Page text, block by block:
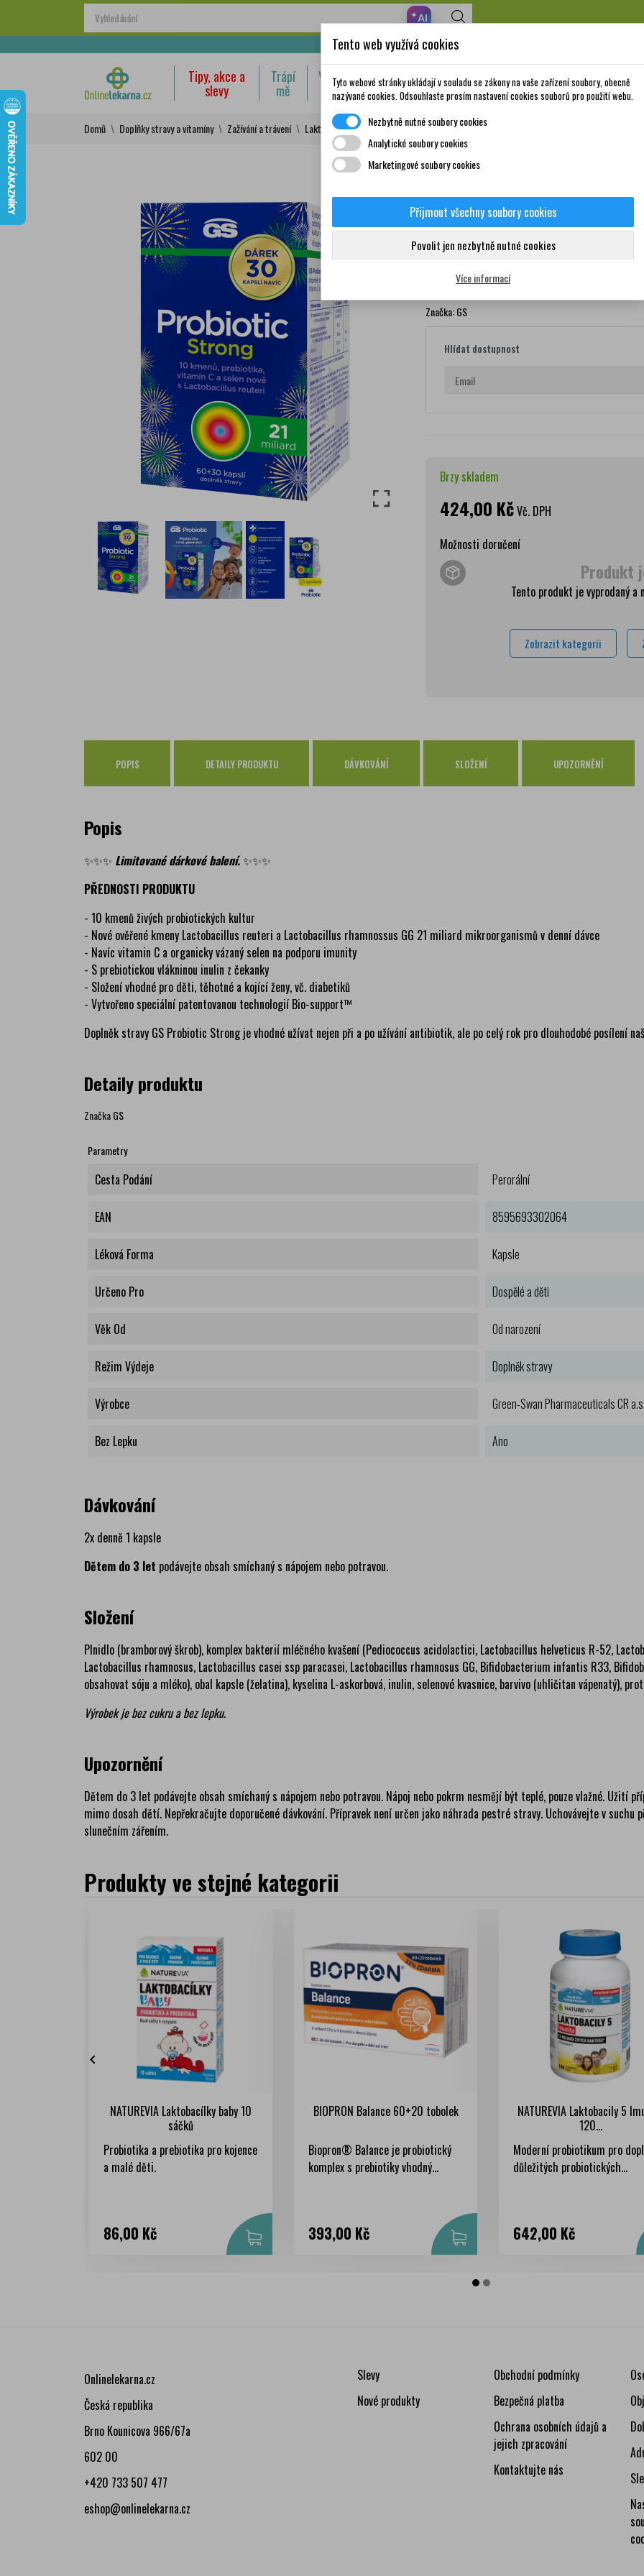
✦AI
Nakupte za 999,- Kč a získáte dopravu zdarma!
Tipy, akce a
slevy
Trápí
mě
Volně prodejné
léky
Doplňky stravy a
vitamíny
Matka a
dítě
Krása a
péče
Domů Doplňky stravy a vitamíny Zažívání a trávení Laktobacily a probiotika GS Probiotic Strong 60+30 kapslí dárkové balení
GS Probiotic Strong
Doplněk stravy pro harmonizaci střevní flóry.
probiotických kultur. Navíc obohaceno o
imunity.
Více informací
Značka:GS
Hlídat dostupnost
Brzy skladem
424,00 KčVč. DPH
Možnosti doručení
Wolt doprava
79
Česká pošta Balíkovna
PPL
GLS
Produkt
Tento produkt je vyprodaný
Zobrazit kategorii
POPIS DETAILY PRODUKTU DÁVKOVÁNÍ SLOŽENÍ UPOZORNĚNÍ
Popis
✨✨✨ Limitované dárkové balení.✨✨✨
PŘEDNOSTI PRODUKTU
- 10 kmenů živých probiotických kultur
- Nové ověřené kmeny Lactobacillus reuteri a Lactobacillus rhamnossus GG 21 miliard mikroorganismů v denní dávce
- Navíc vitamin C a organicky vázaný selen na podporu imunity
- S prebiotickou vlákninou inulin z čekanky
- Složení vhodné pro děti, těhotné a kojící ženy, vč. diabetiků
- Vytvořeno speciální patentovanou technologií Bio-support™
Doplněk stravy GS Probiotic Strong je vhodné užívat nejen při a po užívání antibiotik, ale po celý rok pro dlouhodobé posílení
Detaily produktu
ZnačkaGS
Parametry
Cesta Podání Perorální
EAN 8595693302064
Léková Forma Kapsle
Určeno Pro Dospělé a děti
Věk Od Od narození
Režim Výdeje Doplněk stravy
Výrobce Green-Swan Pharmaceuticals CR
Bez Lepku Ano
Dávkování
2x denně 1 kapsle
Dětem do 3 let podávejte obsah smíchaný s nápojem nebo potravou.
Složení
Plnidlo (bramborový škrob), komplex bakterií mléčného kvašení (Pediococcus acidolactici, Lactobacillus helveticus R-52,
Lactobacillus rhamnosus, Lactobacillus casei ssp paracasei, Lactobacillus rhamnosus GG, Bifidobacterium infantis R33,
obsahovat sóju a mléko), obal kapsle (želatina), kyselina L-askorbová, inulin, selenové kvasnice, barvivo (uhličitan vápenatý),
Výrobek je bez cukru a bez lepku.
Upozornění
Dětem do 3 let podávejte obsah smíchaný s nápojem nebo potravou. Nápoj nebo pokrm nesmějí být teplé, pouze vlažné. Užití
mimo dosah dětí. Nepřekračujte doporučené dávkování. Přípravek není určen jako náhrada pestré stravy. Uchovávejte v
slunečním zářením.
Produkty ve stejné kategorii
NATUREVIA Laktobacílky baby 10
sáčků
Probiotika a prebiotika pro kojence
a malé děti.
Cena
86,00 Kč
BIOPRON Balance 60+20 tobolek
Biopron® Balance je probiotický
komplex s prebiotiky vhodný...
Cena
393,00 Kč
NATUREVIA Laktobacily 5
120...
Moderní probiotikum pro
důležitých probiotických...
Cena
642,00 Kč

Onlinelekarna.cz
Česká republika
Brno Kounicova 966/67a
602 00
+420 733 507 477
eshop@onlinelekarna.cz
Slevy
Nové produkty
Obchodní podmínky
Bezpečná platba
Ochrana osobních údajů a
jejich zpracování
Kontaktujte nás
Tento web využívá cookies
Tyto webové stránky ukládají v souladu se zákony na vaše zařízení soubory, obecně
nazývané cookies. Odsouhlaste prosím nastavení cookies souborů pro použití webu.
Nezbytně nutné soubory cookies
Analytické soubory cookies
Marketingové soubory cookies
Přijmout všechny soubory cookies
Povolit jen nezbytně nutné cookies
Více informací